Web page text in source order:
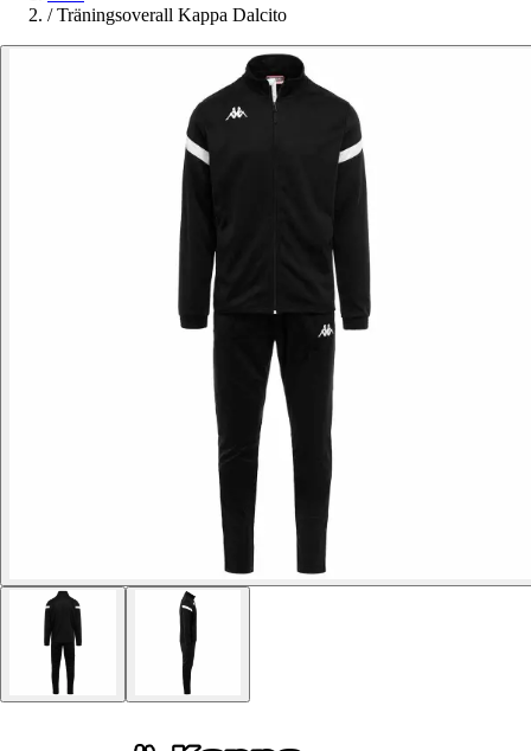
/ Träningsoverall Kappa Dalcito